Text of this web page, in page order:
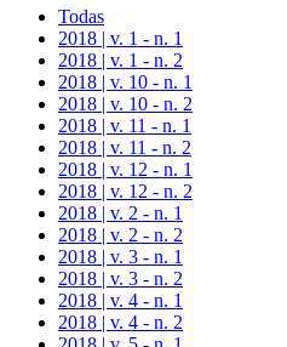
Todas
2018 | v. 1 - n. 1
2018 | v. 1 - n. 2
2018 | v. 10 - n. 1
2018 | v. 10 - n. 2
2018 | v. 11 - n. 1
2018 | v. 11 - n. 2
2018 | v. 12 - n. 1
2018 | v. 12 - n. 2
2018 | v. 2 - n. 1
2018 | v. 2 - n. 2
2018 | v. 3 - n. 1
2018 | v. 3 - n. 2
2018 | v. 4 - n. 1
2018 | v. 4 - n. 2